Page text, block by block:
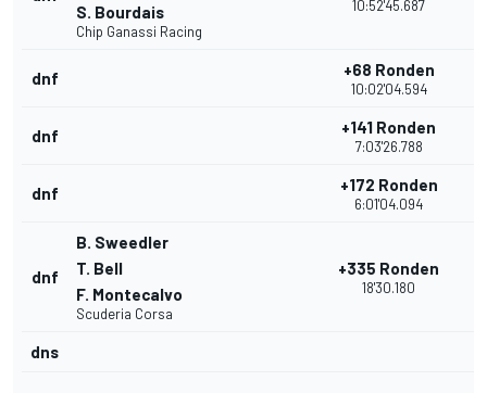
S. Bourdais
Chip Ganassi Racing
10:52'45.687
dnf +68 Ronden
10:02'04.594
dnf +141 Ronden
7:03'26.788
dnf +172 Ronden
6:01'04.094
dnf
B. Sweedler
T. Bell
F. Montecalvo
Scuderia Corsa
+335 Ronden
18'30.180
dns